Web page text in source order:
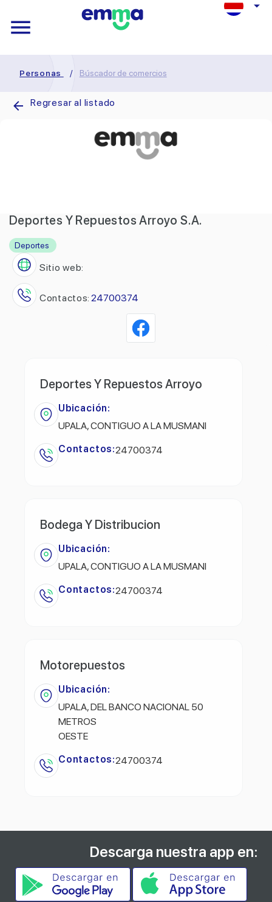
Personas / Búscador de comercios
Regresar al listado
Deportes Y Repuestos Arroyo S.A.
Deportes
Sitio web:
Contactos: 24700374
Deportes Y Repuestos Arroyo
Ubicación:
UPALA, CONTIGUO A LA MUSMANI
Contactos:24700374
Bodega Y Distribucion
Ubicación:
UPALA, CONTIGUO A LA MUSMANI
Contactos:24700374
Motorepuestos
Ubicación:
UPALA, DEL BANCO NACIONAL 50
METROS
OESTE
Contactos:24700374
Descarga nuestra app en: